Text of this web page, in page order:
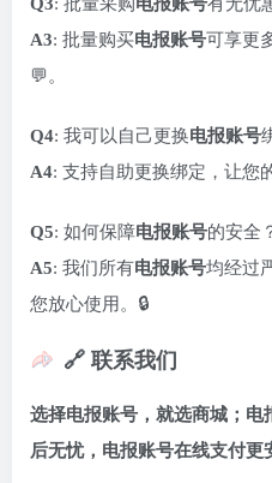
A3: 批量购买电报账号可享更
💬。
Q4: 我可以自己更换电报账号
A4: 支持自助更换绑定，让您
Q5: 如何保障电报账号的安全
A5: 我们所有电报账号均经过
您放心使用。🔒
🔗 联系我们
选择电报账号，就选商城；电
后无忧，电报账号在线支付更